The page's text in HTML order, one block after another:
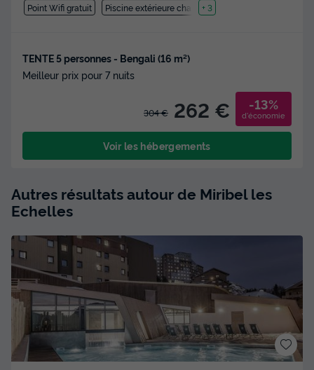
Point Wifi gratuit Piscine extérieure chauffée
+ 3
TENTE 5 personnes - Bengali (16 m²)
Meilleur prix pour 7 nuits
304 € 262 € -13%
d'économie
Voir les hébergements
Autres résultats autour de Miribel les
Echelles